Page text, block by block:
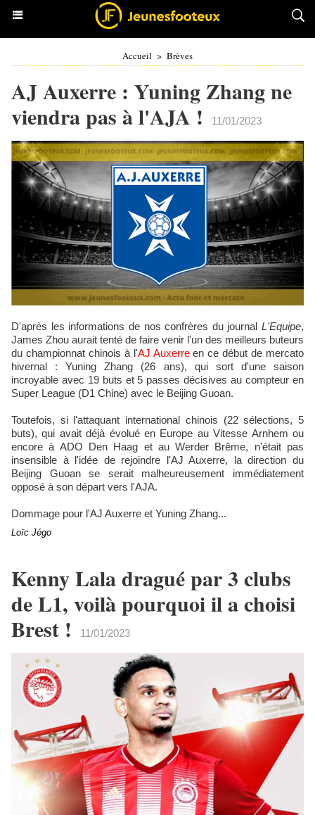
Accueil > Brèves
AJ Auxerre : Yuning Zhang ne
viendra pas à l'AJA !
11/01/2023
D'après les informations de nos confrères du journal L'Equipe,
James Zhou aurait tenté de faire venir l'un des meilleurs buteurs
du championnat chinois à l'AJ Auxerreen ce début de mercato
hivernal : Yuning Zhang (26 ans), qui sort d'une saison
incroyable avec 19 buts et 5 passes décisives au compteur en
Super League (D1 Chine) avec le Beijing Guoan.
Toutefois, si l'attaquant international chinois (22 sélections, 5
buts), qui avait déjà évolué en Europe au Vitesse Arnhem ou
encore à ADO Den Haag et au Werder Brême, n'était pas
insensible à l'idée de rejoindre l'AJ Auxerre, la direction du
Beijing Guoan se serait malheureusement immédiatement
opposé à son départ vers l'AJA.
Dommage pour l'AJ Auxerre et Yuning Zhang...
Loïc Jégo
Kenny Lala dragué par 3 clubs
de L1, voilà pourquoi il a choisi
Brest !
11/01/2023